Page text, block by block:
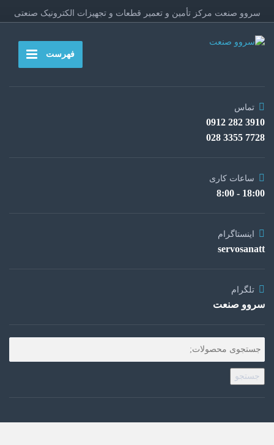
سروو صنعت مرکز تأمین و تعمیر قطعات و تجهیزات الکترونیک صنعتی
فهرست
تماس
3910 282 0912
7728 3355 028
ساعات کاری
18:00 - 8:00
اینستاگرام
servosanatt
تلگرام
سروو صنعت
جستجو